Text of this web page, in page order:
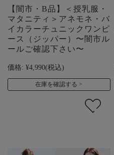
【闇市・B品】＜授乳服・
マタニティ＞アネモネ・バ
イカラーチュニックワンピ
ース（ジッパー）〜闇市ル
ールご確認下さい〜
価格: ¥4,990(税込)
在庫を確認する